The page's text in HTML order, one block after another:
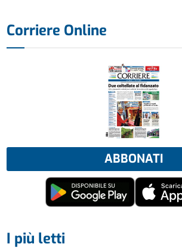
Corriere Online
ABBONATI
I più letti